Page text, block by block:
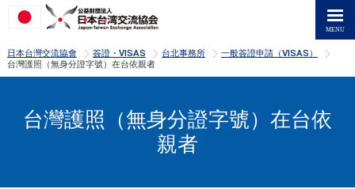
日本台灣交流協會 >
簽證・VISAS >
台北事務所 >
一般簽證申請（VISAS）
台灣護照（無身分證字號）在台依親者
台灣護照（無身分證字號）在台依
親者